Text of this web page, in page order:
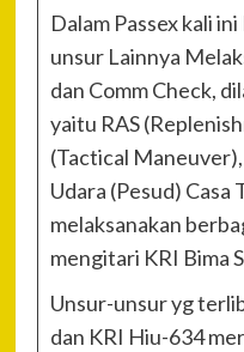
Dalam Passex kali
unsur Lainnya
dan Comm Check,
yaitu RAS
(Tactical
Udara (Pesud) Casa
melaksanakan
mengitari KRI Bima
Unsur-unsur yg
dan KRI Hiu-634